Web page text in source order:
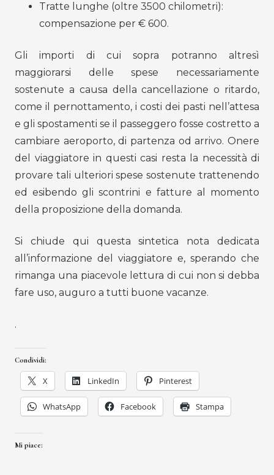
Tratte lunghe (oltre 3500 chilometri):
compensazione per € 600.
Gli importi di cui sopra potranno altresì
maggiorarsi delle spese necessariamente
sostenute a causa della cancellazione o ritardo,
come il pernottamento, i costi dei pasti nell’attesa
e gli spostamenti se il passeggero fosse costretto a
cambiare aeroporto, di partenza od arrivo. Onere
del viaggiatore in questi casi resta la necessità di
provare tali ulteriori spese sostenute trattenendo
ed esibendo gli scontrini e fatture al momento
della proposizione della domanda.
Si chiude qui questa sintetica nota dedicata
all’informazione del viaggiatore e, sperando che
rimanga una piacevole lettura di cui non si debba
fare uso, auguro a tutti buone vacanze.
.
Condividi:
X LinkedIn Pinterest
WhatsApp Facebook Stampa
Mi piace: